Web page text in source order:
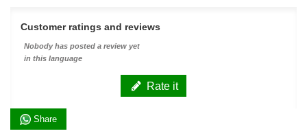
Customer ratings and reviews
Nobody has posted a review yet
in this language
Rate it
Share